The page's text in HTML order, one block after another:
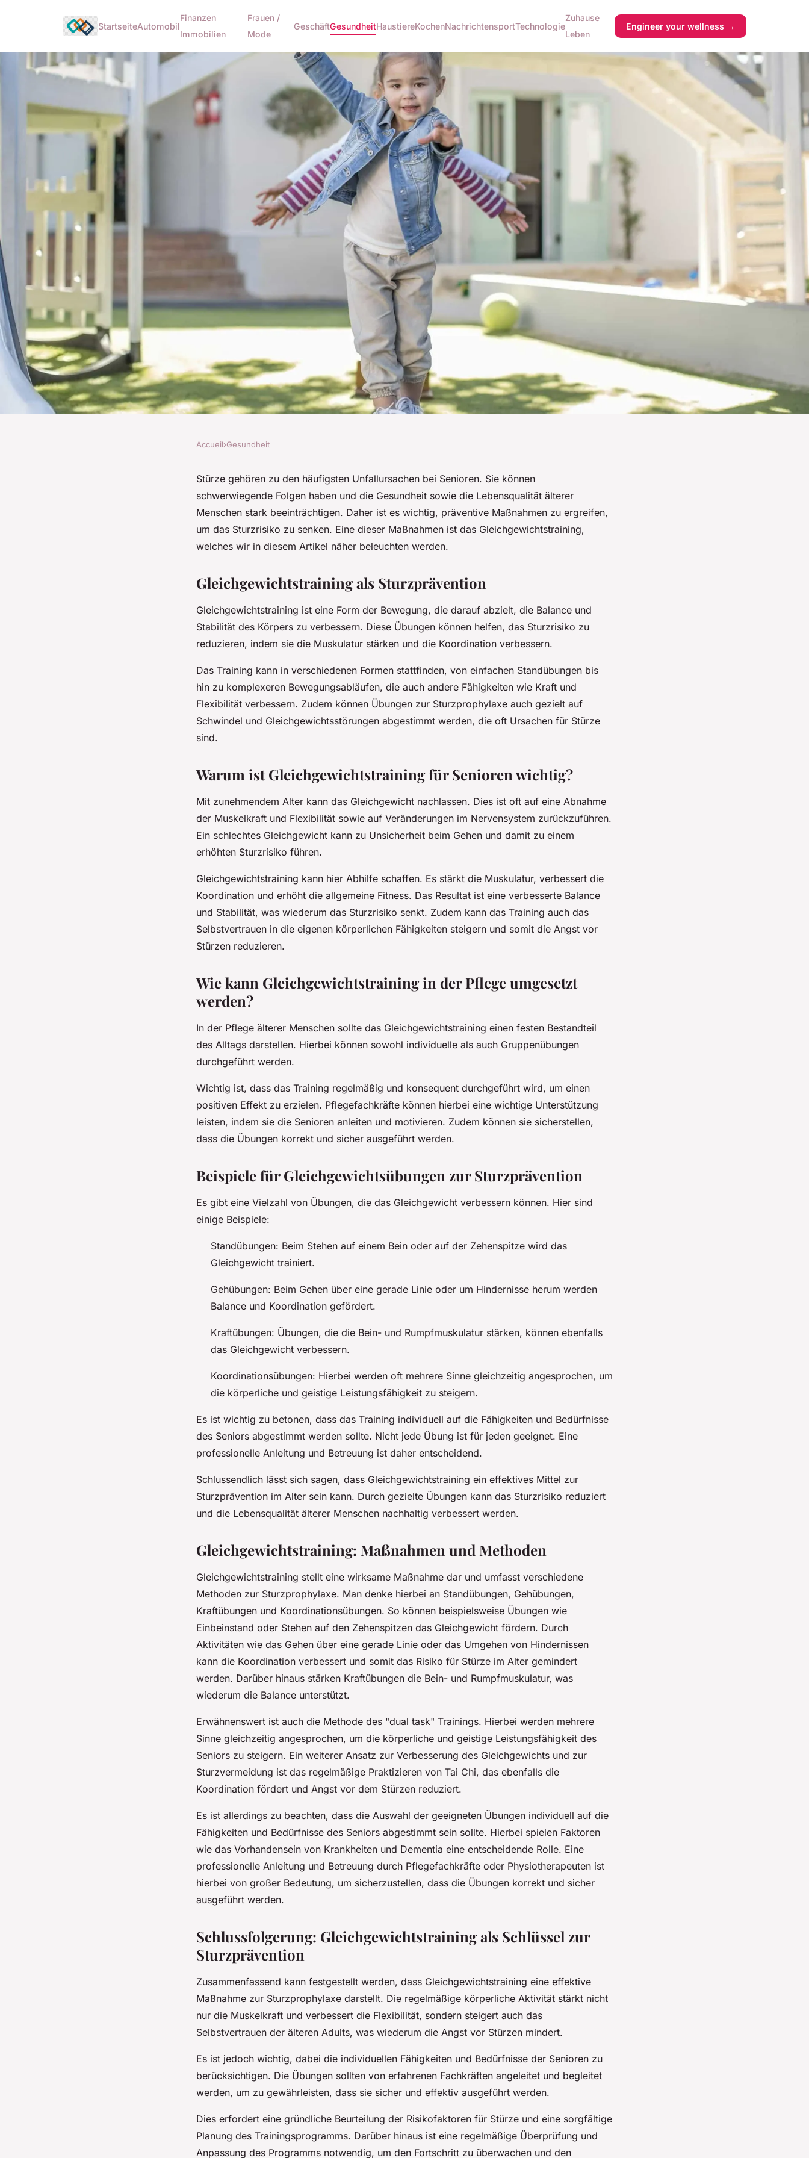
StartseiteAutomobil
Finanzen
Immobilien
Frauen /
Mode
GeschäftGesundheitHaustiereKochenNachrichtensportTechnologie
Zuhause
Leben
Engineer your wellness →
Kann gezieltes Gleichgewichtstraining
Sturzgefahr im Alter reduzieren?
Accueil›Gesundheit
Stürze gehören zu den häufigsten Unfallursachen bei Senioren. Sie können
schwerwiegende Folgen haben und die Gesundheit sowie die Lebensqualität älterer
Menschen stark beeinträchtigen. Daher ist es wichtig, präventive Maßnahmen zu ergreifen,
um das Sturzrisiko zu senken. Eine dieser Maßnahmen ist das Gleichgewichtstraining,
welches wir in diesem Artikel näher beleuchten werden.
Gleichgewichtstraining als Sturzprävention
Gleichgewichtstraining ist eine Form der Bewegung, die darauf abzielt, die Balance und
Stabilität des Körpers zu verbessern. Diese Übungen können helfen, das Sturzrisiko zu
reduzieren, indem sie die Muskulatur stärken und die Koordination verbessern.
Das Training kann in verschiedenen Formen stattfinden, von einfachen Standübungen bis
hin zu komplexeren Bewegungsabläufen, die auch andere Fähigkeiten wie Kraft und
Flexibilität verbessern. Zudem können Übungen zur Sturzprophylaxe auch gezielt auf
Schwindel und Gleichgewichtsstörungen abgestimmt werden, die oft Ursachen für Stürze
sind.
Warum ist Gleichgewichtstraining für Senioren wichtig?
Mit zunehmendem Alter kann das Gleichgewicht nachlassen. Dies ist oft auf eine Abnahme
der Muskelkraft und Flexibilität sowie auf Veränderungen im Nervensystem zurückzuführen.
Ein schlechtes Gleichgewicht kann zu Unsicherheit beim Gehen und damit zu einem
erhöhten Sturzrisiko führen.
Gleichgewichtstraining kann hier Abhilfe schaffen. Es stärkt die Muskulatur, verbessert die
Koordination und erhöht die allgemeine Fitness. Das Resultat ist eine verbesserte Balance
und Stabilität, was wiederum das Sturzrisiko senkt. Zudem kann das Training auch das
Selbstvertrauen in die eigenen körperlichen Fähigkeiten steigern und somit die Angst vor
Stürzen reduzieren.
Wie kann Gleichgewichtstraining in der Pflege umgesetzt
werden?
In der Pflege älterer Menschen sollte das Gleichgewichtstraining einen festen Bestandteil
des Alltags darstellen. Hierbei können sowohl individuelle als auch Gruppenübungen
durchgeführt werden.
Wichtig ist, dass das Training regelmäßig und konsequent durchgeführt wird, um einen
positiven Effekt zu erzielen. Pflegefachkräfte können hierbei eine wichtige Unterstützung
leisten, indem sie die Senioren anleiten und motivieren. Zudem können sie sicherstellen,
dass die Übungen korrekt und sicher ausgeführt werden.
Beispiele für Gleichgewichtsübungen zur Sturzprävention
Es gibt eine Vielzahl von Übungen, die das Gleichgewicht verbessern können. Hier sind
einige Beispiele:
Standübungen: Beim Stehen auf einem Bein oder auf der Zehenspitze wird das
Gleichgewicht trainiert.
Gehübungen: Beim Gehen über eine gerade Linie oder um Hindernisse herum werden
Balance und Koordination gefördert.
Kraftübungen: Übungen, die die Bein- und Rumpfmuskulatur stärken, können ebenfalls
das Gleichgewicht verbessern.
Koordinationsübungen: Hierbei werden oft mehrere Sinne gleichzeitig angesprochen, um
die körperliche und geistige Leistungsfähigkeit zu steigern.
Es ist wichtig zu betonen, dass das Training individuell auf die Fähigkeiten und Bedürfnisse
des Seniors abgestimmt werden sollte. Nicht jede Übung ist für jeden geeignet. Eine
professionelle Anleitung und Betreuung ist daher entscheidend.
Schlussendlich lässt sich sagen, dass Gleichgewichtstraining ein effektives Mittel zur
Sturzprävention im Alter sein kann. Durch gezielte Übungen kann das Sturzrisiko reduziert
und die Lebensqualität älterer Menschen nachhaltig verbessert werden.
Gleichgewichtstraining: Maßnahmen und Methoden
Gleichgewichtstraining stellt eine wirksame Maßnahme dar und umfasst verschiedene
Methoden zur Sturzprophylaxe. Man denke hierbei an Standübungen, Gehübungen,
Kraftübungen und Koordinationsübungen. So können beispielsweise Übungen wie
Einbeinstand oder Stehen auf den Zehenspitzen das Gleichgewicht fördern. Durch
Aktivitäten wie das Gehen über eine gerade Linie oder das Umgehen von Hindernissen
kann die Koordination verbessert und somit das Risiko für Stürze im Alter gemindert
werden. Darüber hinaus stärken Kraftübungen die Bein- und Rumpfmuskulatur, was
wiederum die Balance unterstützt.
Erwähnenswert ist auch die Methode des "dual task" Trainings. Hierbei werden mehrere
Sinne gleichzeitig angesprochen, um die körperliche und geistige Leistungsfähigkeit des
Seniors zu steigern. Ein weiterer Ansatz zur Verbesserung des Gleichgewichts und zur
Sturzvermeidung ist das regelmäßige Praktizieren von Tai Chi, das ebenfalls die
Koordination fördert und Angst vor dem Stürzen reduziert.
Es ist allerdings zu beachten, dass die Auswahl der geeigneten Übungen individuell auf die
Fähigkeiten und Bedürfnisse des Seniors abgestimmt sein sollte. Hierbei spielen Faktoren
wie das Vorhandensein von Krankheiten und Dementia eine entscheidende Rolle. Eine
professionelle Anleitung und Betreuung durch Pflegefachkräfte oder Physiotherapeuten ist
hierbei von großer Bedeutung, um sicherzustellen, dass die Übungen korrekt und sicher
ausgeführt werden.
Schlussfolgerung: Gleichgewichtstraining als Schlüssel zur
Sturzprävention
Zusammenfassend kann festgestellt werden, dass Gleichgewichtstraining eine effektive
Maßnahme zur Sturzprophylaxe darstellt. Die regelmäßige körperliche Aktivität stärkt nicht
nur die Muskelkraft und verbessert die Flexibilität, sondern steigert auch das
Selbstvertrauen der älteren Adults, was wiederum die Angst vor Stürzen mindert.
Es ist jedoch wichtig, dabei die individuellen Fähigkeiten und Bedürfnisse der Senioren zu
berücksichtigen. Die Übungen sollten von erfahrenen Fachkräften angeleitet und begleitet
werden, um zu gewährleisten, dass sie sicher und effektiv ausgeführt werden.
Dies erfordert eine gründliche Beurteilung der Risikofaktoren für Stürze und eine sorgfältige
Planung des Trainingsprogramms. Darüber hinaus ist eine regelmäßige Überprüfung und
Anpassung des Programms notwendig, um den Fortschritt zu überwachen und den